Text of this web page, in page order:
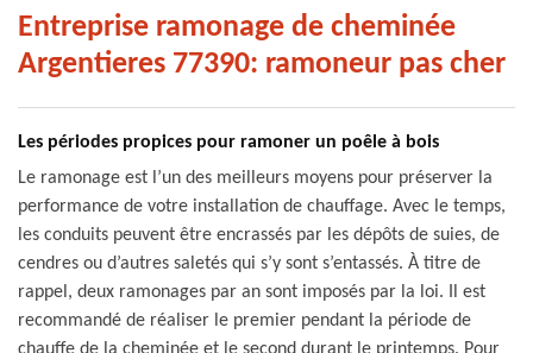
Entreprise ramonage de cheminée
Argentieres 77390: ramoneur pas cher
Les périodes propices pour ramoner un poêle à bois
Le ramonage est l’un des meilleurs moyens pour préserver la
performance de votre installation de chauffage. Avec le temps,
les conduits peuvent être encrassés par les dépôts de suies, de
cendres ou d’autres saletés qui s’y sont s’entassés. À titre de
rappel, deux ramonages par an sont imposés par la loi. Il est
recommandé de réaliser le premier pendant la période de